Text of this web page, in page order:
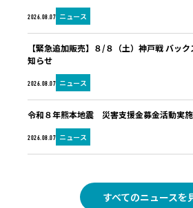
2026.08.07 ニュース
2026.08.07 ニュース
【緊急追加販売】８/８（土）神戸戦 バッ
知らせ
2026.08.07 ニュース
令和８年熊本地震 災害支援金募金活動実
すべてのニュースを